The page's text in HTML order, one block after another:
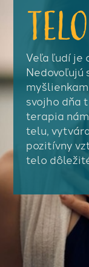
Telo
Veľa ľudí je
Nedovoľujú
svojho dňa
terapia
telu,
pozitívny
telo